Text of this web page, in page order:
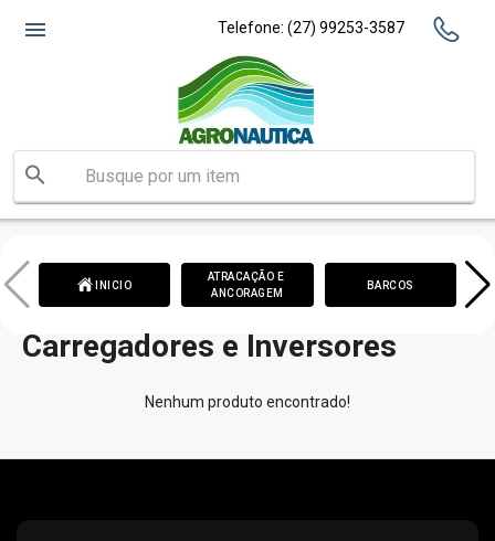
menu Telefone: (27) 99253-3587 phone
house_fill INICIO
ATRACAÇÃO E
ANCORAGEM
BARCOS
Carregadores e Inversores
Nenhum produto encontrado!